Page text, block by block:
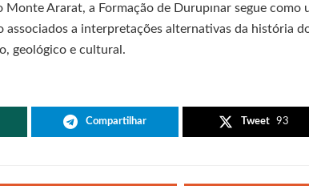
Monte Ararat, a Formação de Durupınar segue como
associados a interpretações alternativas da história
geológico e cultural.
Compartilhar Tweet 93